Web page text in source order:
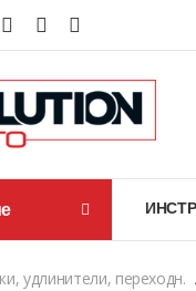
удлинители, переходн.